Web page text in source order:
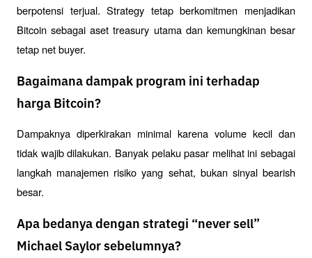
berpotensi terjual. Strategy tetap berkomitmen menjadikan
Bitcoin sebagai aset treasury utama dan kemungkinan besar
tetap net buyer.
Bagaimana dampak program ini terhadap
harga Bitcoin?
Dampaknya diperkirakan minimal karena volume kecil dan
tidak wajib dilakukan. Banyak pelaku pasar melihat ini sebagai
langkah manajemen risiko yang sehat, bukan sinyal bearish
besar.
Apa bedanya dengan strategi “never sell”
Michael Saylor sebelumnya?